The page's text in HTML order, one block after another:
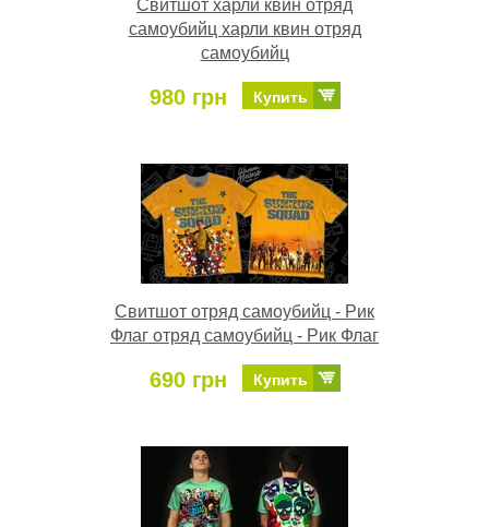
Свитшот харли квин отряд
самоубийц харли квин отряд
самоубийц
980 грн Купить
Свитшот отряд самоубийц - Рик
Флаг отряд самоубийц - Рик Флаг
690 грн Купить